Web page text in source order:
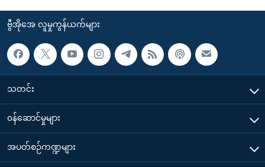
ဗွီအိုအေ လူမှုကွန်ယက်များ
သတင်း
၀န်ဆောင်မှုများ
အပတ်စဉ်ကဏ္ဍများ